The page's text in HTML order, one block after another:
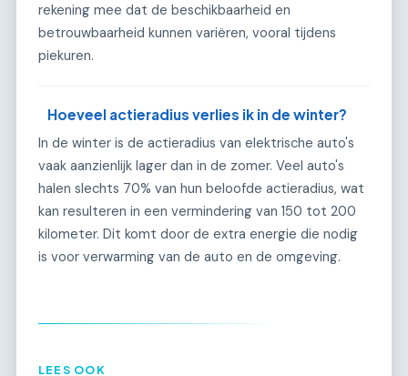
rekening mee dat de beschikbaarheid en
betrouwbaarheid kunnen variëren, vooral tijdens
piekuren.
Hoeveel actieradius verlies ik in de winter?
In de winter is de actieradius van elektrische auto's
vaak aanzienlijk lager dan in de zomer. Veel auto's
halen slechts 70% van hun beloofde actieradius, wat
kan resulteren in een vermindering van 150 tot 200
kilometer. Dit komt door de extra energie die nodig
is voor verwarming van de auto en de omgeving.
LEES OOK